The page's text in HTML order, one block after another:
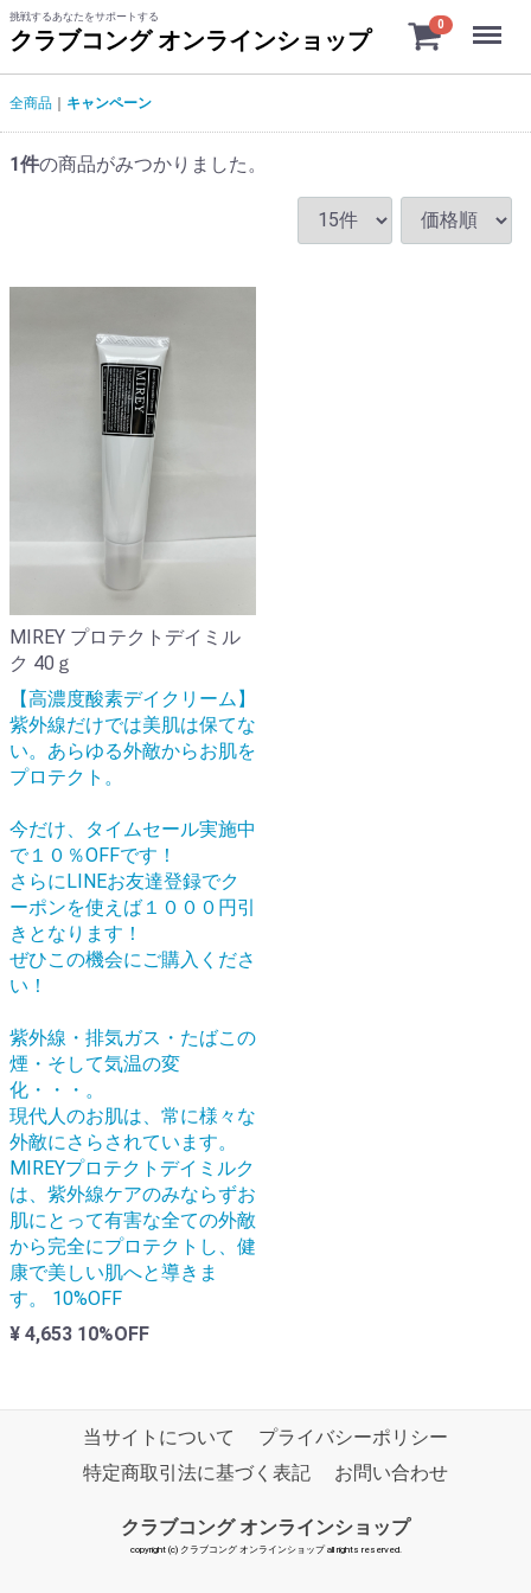
挑戦するあなたをサポートする
クラブコング オンラインショップ
0 Menu
全商品 キャンペーン
1件の商品がみつかりました。
MIREY プロテクトデイミル
ク 40ｇ
【高濃度酸素デイクリーム】
紫外線だけでは美肌は保てな
い。あらゆる外敵からお肌を
プロテクト。
今だけ、タイムセール実施中
で１０％OFFです！
さらにLINEお友達登録でク
ーポンを使えば１０００円引
きとなります！
ぜひこの機会にご購入くださ
い！
紫外線・排気ガス・たばこの
煙・そして気温の変
化・・・。
現代人のお肌は、常に様々な
外敵にさらされています。
MIREYプロテクトデイミルク
は、紫外線ケアのみならずお
肌にとって有害な全ての外敵
から完全にプロテクトし、健
康で美しい肌へと導きま
す。 10%OFF
¥ 4,653 10%OFF
当サイトについて
プライバシーポリシー
特定商取引法に基づく表記
お問い合わせ
クラブコング オンラインショップ
copyright (c) クラブコング オンラインショップ all rights reserved.